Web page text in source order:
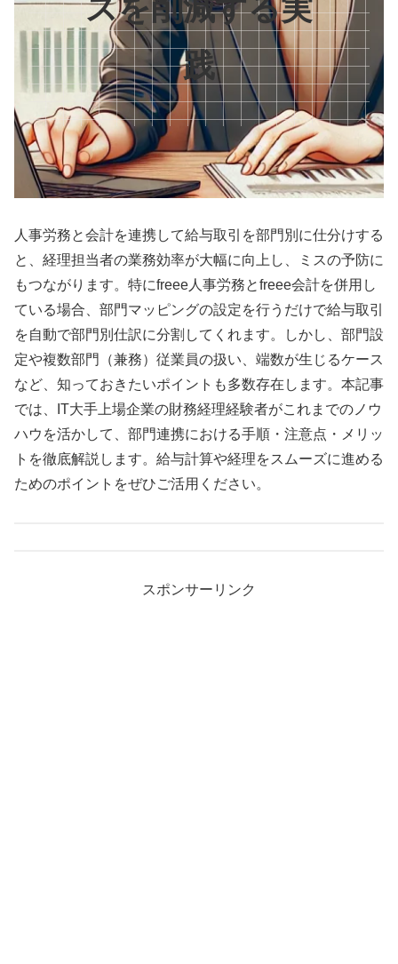
スを削減する実
践
人事労務と会計を連携して給与取引を部門別に仕分けする
と、経理担当者の業務効率が大幅に向上し、ミスの予防に
もつながります。特にfreee人事労務とfreee会計を併用し
ている場合、部門マッピングの設定を行うだけで給与取引
を自動で部門別仕訳に分割してくれます。しかし、部門設
定や複数部門（兼務）従業員の扱い、端数が生じるケース
など、知っておきたいポイントも多数存在します。本記事
では、IT大手上場企業の財務経理経験者がこれまでのノウ
ハウを活かして、部門連携における手順・注意点・メリッ
トを徹底解説します。給与計算や経理をスムーズに進める
ためのポイントをぜひご活用ください。
スポンサーリンク